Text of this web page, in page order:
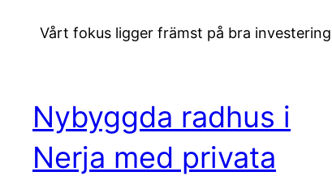
Vårt fokus ligger främst på bra
Nybyggda radhus i
Nerja med privata